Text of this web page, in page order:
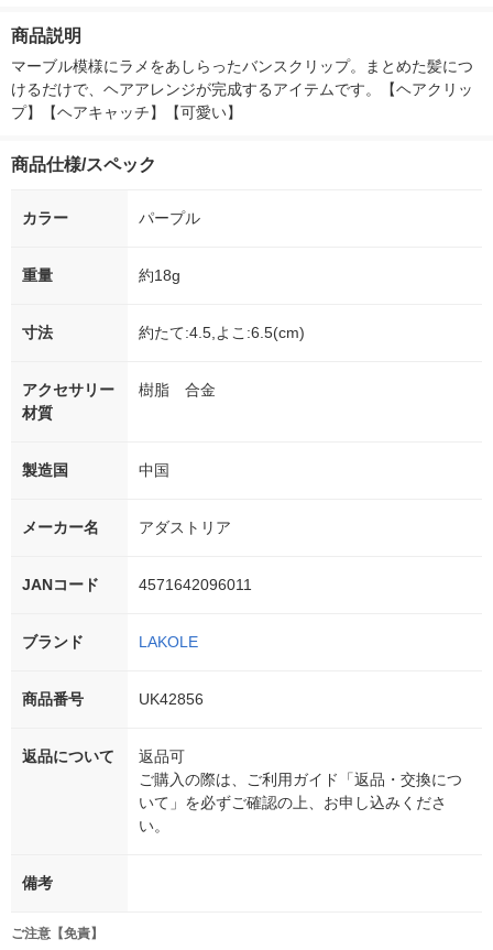
商品説明
マーブル模様にラメをあしらったバンスクリップ。まとめた髪につ
けるだけで、ヘアアレンジが完成するアイテムです。【ヘアクリッ
プ】【ヘアキャッチ】【可愛い】
商品仕様/スペック
カラー パープル
重量 約18g
寸法 約たて:4.5,よこ:6.5(cm)
アクセサリー
材質
樹脂 合金
製造国 中国
メーカー名 アダストリア
JANコード 4571642096011
ブランド LAKOLE
商品番号 UK42856
返品について
返品可
ご購入の際は、ご利用ガイド「返品・交換につ
いて」を必ずご確認の上、お申し込みくださ
い。
備考
ご注意【免責】